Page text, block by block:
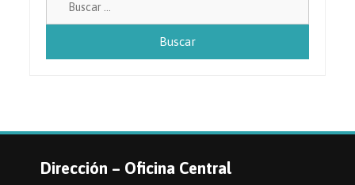
Dirección – Oficina Central